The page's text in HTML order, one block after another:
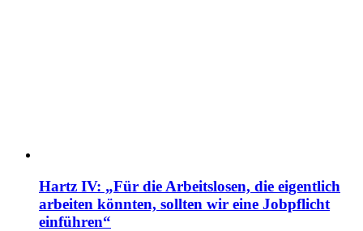
Hartz IV: „Für die Arbeitslosen, die eigentlich
arbeiten könnten, sollten wir eine Jobpflicht
einführen“